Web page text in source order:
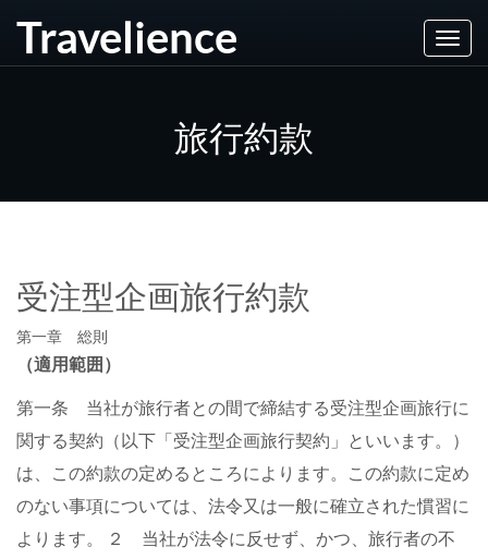
Travelience
旅行約款
受注型企画旅行約款
第一章 総則
（適用範囲）
第一条 当社が旅行者との間で締結する受注型企画旅行に
関する契約（以下「受注型企画旅行契約」といいます。）
は、この約款の定めるところによります。この約款に定め
のない事項については、法令又は一般に確立された慣習に
よります。 ２ 当社が法令に反せず、かつ、旅行者の不